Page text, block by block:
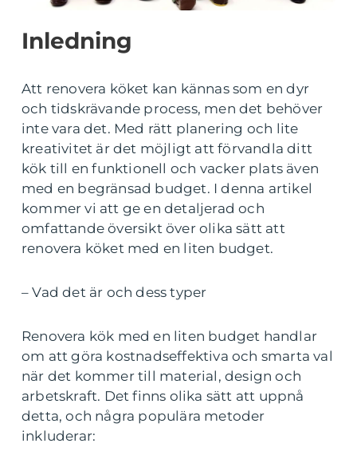
Inledning
Att renovera köket kan kännas som en dyr
och tidskrävande process, men det behöver
inte vara det. Med rätt planering och lite
kreativitet är det möjligt att förvandla ditt
kök till en funktionell och vacker plats även
med en begränsad budget. I denna artikel
kommer vi att ge en detaljerad och
omfattande översikt över olika sätt att
renovera köket med en liten budget.
– Vad det är och dess typer
Renovera kök med en liten budget handlar
om att göra kostnadseffektiva och smarta val
när det kommer till material, design och
arbetskraft. Det finns olika sätt att uppnå
detta, och några populära metoder
inkluderar: